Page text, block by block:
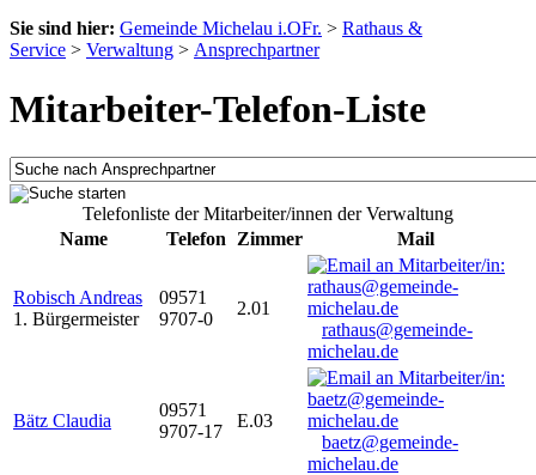
Sie sind hier: Gemeinde Michelau i.OFr. > Rathaus &
Service > Verwaltung > Ansprechpartner
Mitarbeiter-Telefon-Liste
Telefonliste der Mitarbeiter/innen der Verwaltung
Name
Telefon Zimmer Mail
Robisch Andreas
1. Bürgermeister
09571
9707-0
2.01
rathaus@gemeinde-
michelau.de
Bätz Claudia
09571
9707-17
E.03
baetz@gemeinde-
michelau.de